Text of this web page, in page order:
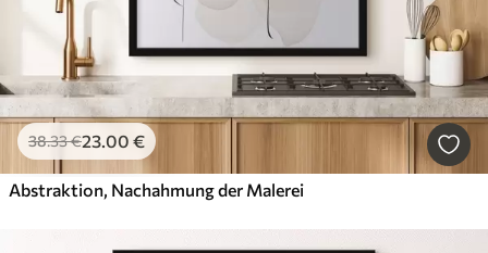
38.33€23.00 €
Abstraktion, Nachahmung der Malerei